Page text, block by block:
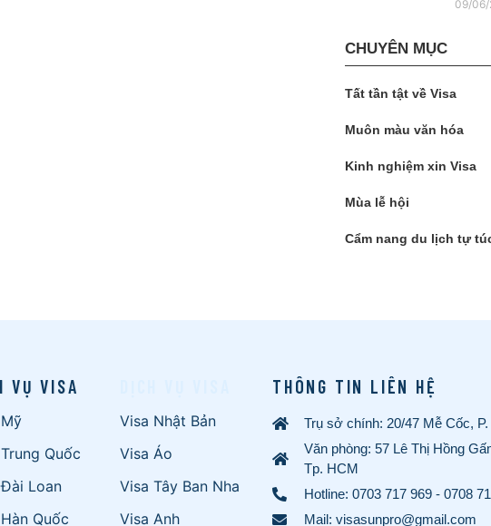
09/
CHUYÊN MỤC
Tất tần tật về Visa
Muôn màu văn hóa
Kinh nghiệm xin Visa
Mùa lễ hội
Cẩm nang du lịch tự
VỤ VISA
Quốc
Loan
Quốc
Visa Nhật Bản
Visa Áo
Visa Tây Ban Nha
Visa Anh
THÔNG TIN LIÊN HỆ
Trụ sở chính: 20/47 Mễ Cốc,
Văn phòng: 57 Lê Thị Hồng
Tp. HCM
Hotline: 0703 717 969 - 0708
Mail: visasunpro@gmail.com